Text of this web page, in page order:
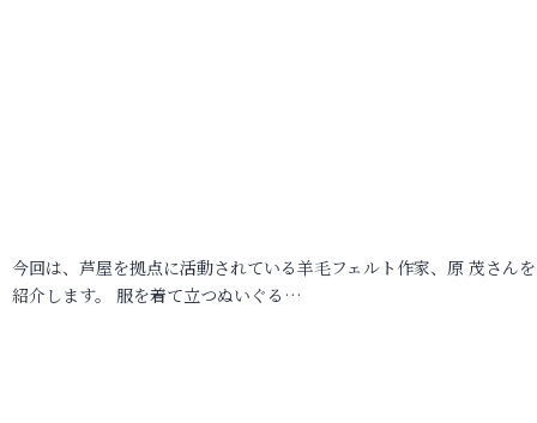
今回は、芦屋を拠点に活動されている羊毛フェルト作家、原 茂さん
紹介します。 服を着て立つぬいぐる…